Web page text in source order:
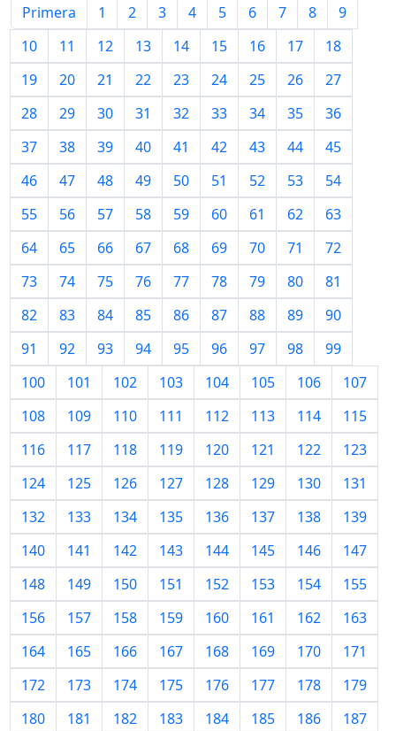
Primera 1 2 3 4 5 6 7 8
9
10
11 12 13 14 15 16 17
18
19
20 21 22 23 24 25 26
27
28
29 30 31 32 33 34 35
36
37
38 39 40 41 42 43 44
45
46
47 48 49 50 51 52 53
54
55
56 57 58 59 60 61 62
63
64
65 66 67 68 69 70 71
72
73
74 75 76 77 78 79 80
81
82
83 84 85 86 87 88 89
90
91
92 93 94 95 96 97 98
99
100
101 102 103 104 105 106
107
108
109 110 111 112 113 114
115
116
117 118 119 120 121 122
123
124
125 126 127 128 129 130
131
132
133 134 135 136 137 138
139
140
141 142 143 144 145 146
147
148
149 150 151 152 153 154
155
156
157 158 159 160 161 162
163
164
165 166 167 168 169 170
171
172
173 174 175 176 177 178
179
180
181 182 183 184 185 186
187